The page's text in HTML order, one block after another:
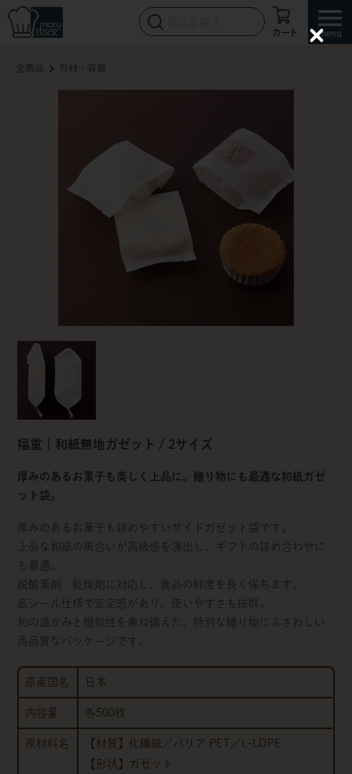
カート
全商品 包材・容器
福重 | 和紙無地ガゼット / 2サイズ
厚みのあるお菓子も美しく上品に。贈り物にも最適な和紙ガゼ
ット袋。
厚みのあるお菓子も詰めやすいサイドガゼット袋です。
上品な和紙の風合いが高級感を演出し、ギフトの詰め合わせに
も最適。
脱酸素剤・乾燥剤に対応し、食品の鮮度を長く保ちます。
底シール仕様で安定感があり、使いやすさも抜群。
和の温かみと機能性を兼ね備えた、特別な贈り物にふさわしい
高品質なパッケージです。
原産国名 日本
内容量 各500枚
原材料名
【材質】化繊紙／バリア PET／L-LDPE
【形状】ガゼット
C